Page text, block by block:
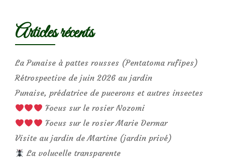
Articles récents
La Punaise à pattes rousses (Pentatoma rufipes)
Rétrospective de juin 2026 au jardin
Punaise, prédatrice de pucerons et autres insectes
Focus sur le rosier Nozomi
Focus sur le rosier Marie Dermar
Visite au jardin de Martine (jardin privé)
La volucelle transparente